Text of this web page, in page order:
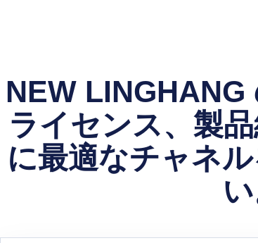
NEW LINGHANG
ライセンス、製
に最適なチャネ
い